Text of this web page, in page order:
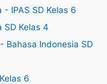
IPAS SD Kelas 6
SD Kelas 4
Bahasa Indonesia SD
6